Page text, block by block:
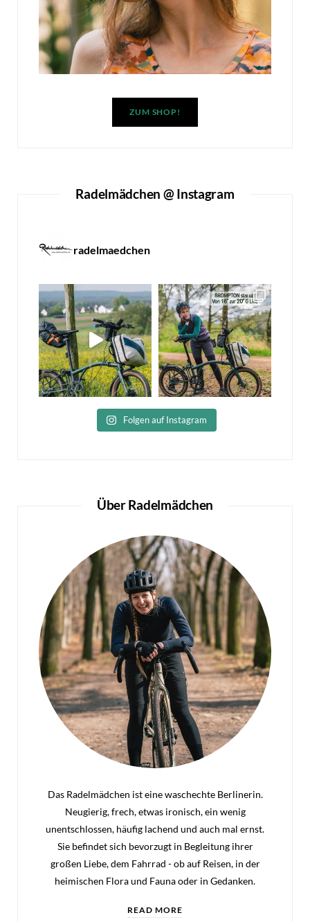
ZUM SHOP!
Radelmädchen @ Instagram
radelmaedchen
Folgen auf Instagram
Über Radelmädchen
Das Radelmädchen ist eine waschechte Berlinerin.
Neugierig, frech, etwas ironisch, ein wenig
unentschlossen, häufig lachend und auch mal ernst.
Sie befindet sich bevorzugt in Begleitung ihrer
großen Liebe, dem Fahrrad - ob auf Reisen, in der
heimischen Flora und Fauna oder in Gedanken.
READ MORE